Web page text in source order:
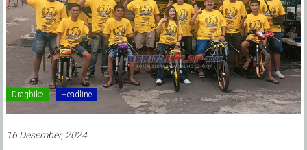
Dragbike Headline
16 Desember, 2024